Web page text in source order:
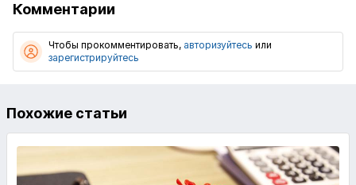
Комментарии
Чтобы прокомментировать, авторизуйтесь или
зарегистрируйтесь
Похожие статьи